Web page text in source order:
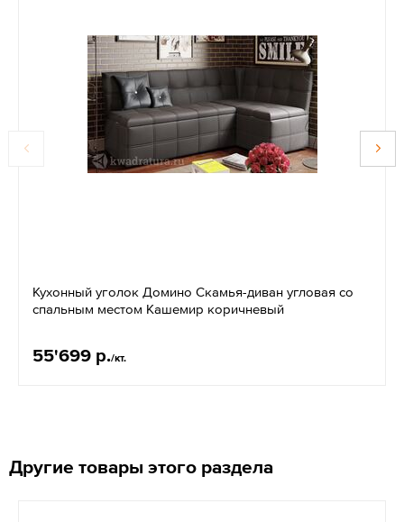
Кухонный уголок Домино Скамья-диван угловая со
спальным местом Кашемир коричневый
55'699 р./кт.
Другие товары этого раздела